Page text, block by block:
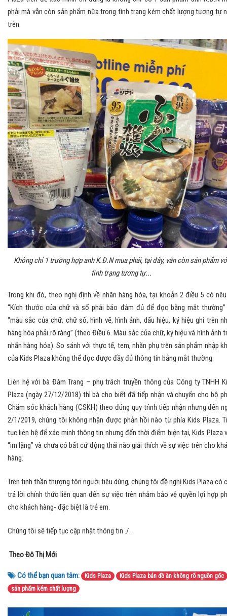
phải mà vẫn còn sản phẩm nữa trong tình trạng kém chất lượng tương tự
trên.
Không chỉ 1 trường hợp anh K.Đ.N mua phải, tại đây, vẫn còn sản phẩm
tình trạng tương tự...
Trong khi đó, theo nghị định về nhãn hàng hóa, tại khoản 2 điều 5 có
“Kích thước của chữ và số phải bảo đảm đủ để đọc bằng mắt thường”
“màu sắc của chữ, chữ số, hình vẽ, hình ảnh, dấu hiệu, ký hiệu ghi trên
hàng hóa phải rõ ràng” (theo Điều 6. Màu sắc của chữ, ký hiệu và hình ảnh
nhãn hàng hóa). So sánh với thực tế, tem, nhãn phụ trên sản phẩm nhập
của Kids Plaza không thể đọc được đầy đủ thông tin bằng mắt thường.
Liên hệ với bà Đàm Trang – phụ trách truyền thông của Công ty TNHH
Plaza (ngày 27/12/2018) thì bà cho biết đã tiếp nhận và chuyển cho bộ
Chăm sóc khách hàng (CSKH) theo đúng quy trình tiếp nhận nhưng đến
2/1/2019, chúng tôi không nhận được phản hồi nào từ phía Kids Plaza.
tục liên hệ để xác minh thông tin nhưng đến thời điểm hiện tại, Kids Plaza
“im lặng” và chưa có bất cứ động thái nào giải thích về sự việc trên cho
hàng.
Trên tinh thần thượng tôn người tiêu dùng, chúng tôi đề nghị Kids Plaza có
trả lời chính thức liên quan đến sự việc trên nhằm bảo vệ quyền lợi hợp
cho khách hàng- đặc biệt là trẻ em.
Chúng tôi sẽ tiếp tục cập nhật thông tin ./.
Theo Đô Thị Mới
Có thể bạn quan tâm: Kids Plaza
Kids Plaza bán đồ ăn không rõ nguồn gốc
sản phẩm kém chất lượng